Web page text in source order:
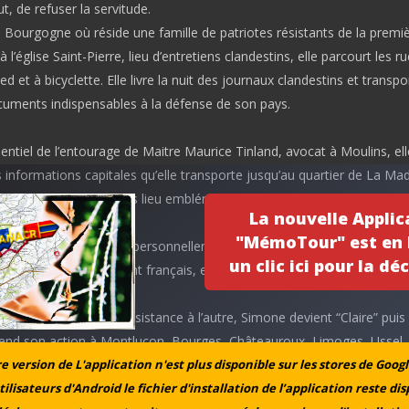
La nouvelle
"MémoTour" est en
un clic ici pour la
version de L'application n'est plus disponible sur les stores de
d'Android le fichier d'installation de l’application reste
de refuser la servitude.
Bourgogne où réside une famille de patriotes résistants de la
l’église Saint-Pierre, lieu d’entretiens clandestins, elle parcourt les
et à bicyclette. Elle livre la nuit des journaux clandestins et
indispensables à la défense de son pays.
de l’entourage de Maitre Maurice Tinland, avocat à Moulins,
informations capitales qu’elle transporte jusqu’au quartier de La
le pont Régemortes lieu emblématique de la ligne de
à 23 ans, elle assure personnellement le passage clandestin de
de renseignement français, en traversant avec eux, à la nage,
mener en zone libre.
d’un réseau de Résistance à l’autre, Simone devient “Claire” puis
son action à Montluçon, Bourges, Châteauroux, Limoges, Ussel.
collecte des renseignements dans ces villes, transporte parfois des
donne à chaque agent sur place son plan de travail pour les jours